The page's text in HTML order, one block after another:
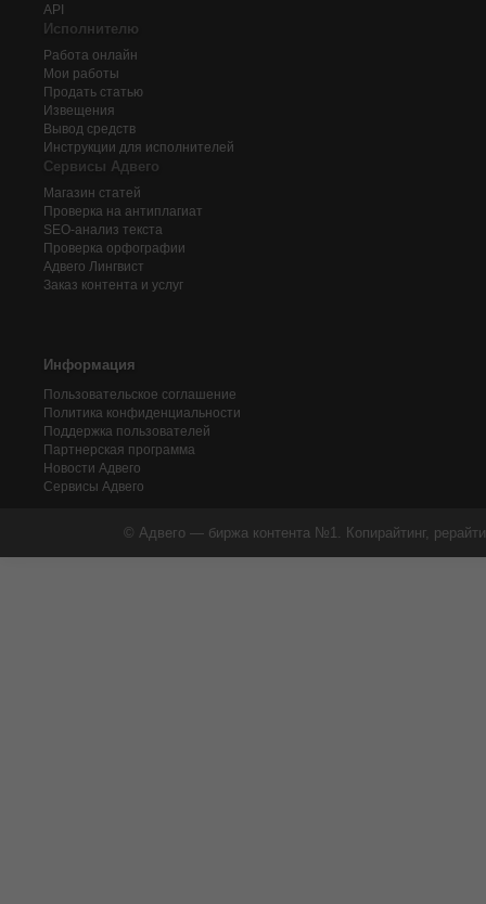
API
Исполнителю
Работа онлайн
Мои работы
Продать статью
Извещения
Вывод средств
Инструкции для исполнителей
Сервисы Адвего
Магазин статей
Проверка на антиплагиат
SEO-анализ текста
Проверка орфографии
Адвего Лингвист
Заказ контента и услуг
Информация
Пользовательское соглашение
Политика конфиденциальности
Поддержка пользователей
Партнерская программа
Новости Адвего
Сервисы Адвего
© Адвего — биржа контента №1. Копирайтинг,